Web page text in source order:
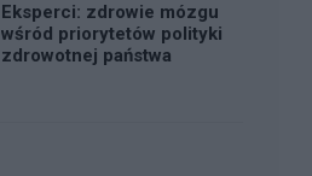
Eksperci: zdrowie mózgu
wśród priorytetów polityki
zdrowotnej państwa